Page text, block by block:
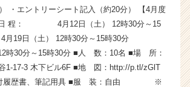
ベ
ン
チ
ャ
ー・
成
・エントリーシート記入（約20分） 【4月度
日 程： 4月12日（土） 12時30分～15
日（土） 12時30分～15時30分
時30分～15時30分 ■人 数：10名 ■場 所：
1-17-3 木下ビル6F ■地 図：http://p.tl/zGlT
付履歴書、筆記用具 ■服 装：自由 ※